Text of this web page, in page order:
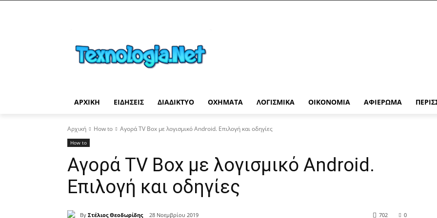
ΑΡΧΙΚΉ ΕΙΔΉΣΕΙΣ ΔΙΑΔΊΚΤΥΟ ΟΧΉΜΑΤΑ ΛΟΓΙΣΜΙΚΆ ΟΙΚΟΝΟΜΊΑ ΑΦΙΈΡΩΜΑ
Αρχική How to Αγορά TV Box με λογισμικό Android. Επιλογή και οδηγίες
How to
Αγορά TV Box με λογισμικό Android.
Επιλογή και οδηγίες
By Στέλιος Θεοδωρίδης 28 Νοεμβρίου 2019 0
702